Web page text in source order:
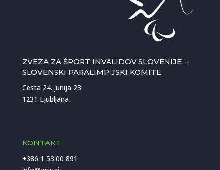
ZVEZA ZA ŠPORT INVALIDOV SLOVENIJE –
SLOVENSKI PARALIMPIJSKI KOMITE
Cesta 24. Junija 23
1231 Ljubljana
KONTAKT
+386 1 53 00 891